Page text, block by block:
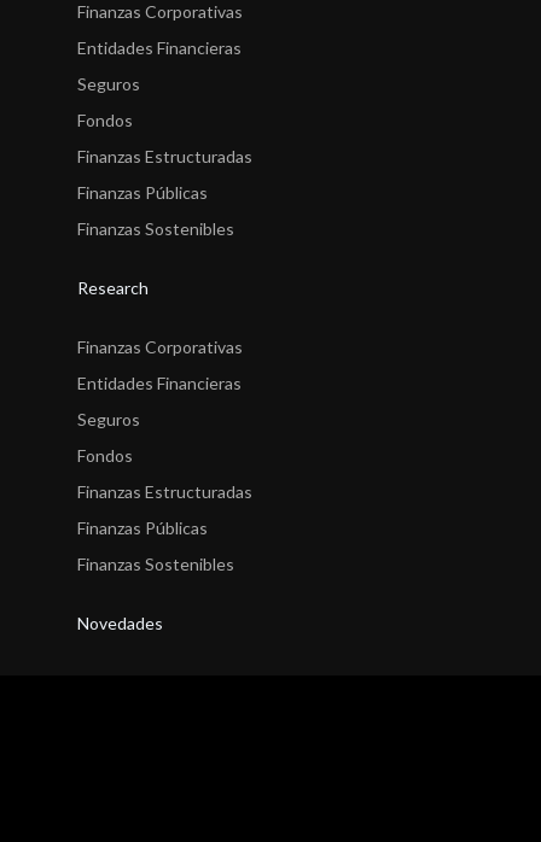
Finanzas Corporativas
Entidades Financieras
Seguros
Fondos
Finanzas Estructuradas
Finanzas Públicas
Finanzas Sostenibles
Research
Finanzas Corporativas
Entidades Financieras
Seguros
Fondos
Finanzas Estructuradas
Finanzas Públicas
Finanzas Sostenibles
Novedades